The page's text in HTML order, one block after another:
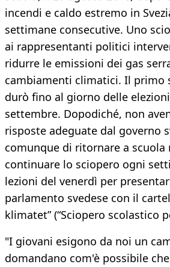
incendi e caldo estremo in
settimane consecutive. Uno
ai rappresentanti politici
ridurre le emissioni dei gas
cambiamenti climatici. Il primo
durò fino al giorno delle
settembre. Dopodiché, non
risposte adeguate dal governo
comunque di ritornare a scuola
continuare lo sciopero ogni
lezioni del venerdì per
parlamento svedese con il
klimatet” (“Sciopero scolastico
"I giovani esigono da noi un
domandano com'è possibile